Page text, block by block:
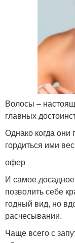
Волосы –
главных
Однако когда они
гордиться ими
офер
И самое
позволить себе
годный вид, но
расчесывании.
Чаще всего с